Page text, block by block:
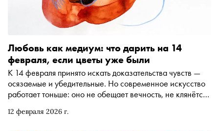
12 февраля 2026 г.
Любовь как медиум: что дарить на 14
февраля, если цветы уже были
К 14 февраля принято искать доказательства чувств —
осязаемые и убедительные. Но современное искусство
работает тоньше: оно не обещает вечность, не клянётся
Оно фиксирует то, что возникает между — тревогу,